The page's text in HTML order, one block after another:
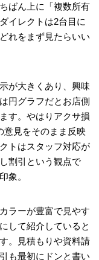
ばん上に「複数所有
イレクトは2台目に
れをまず見たらいい
が大きくあり、興味
円グラフだとお店側
す。やはりアクサ損
意見をそのまま反映
トはスタッフ対応が
割引という観点で
象。
ラーが豊富で見やす
して紹介していると
。見積もりや資料請
も最初にドンと書い